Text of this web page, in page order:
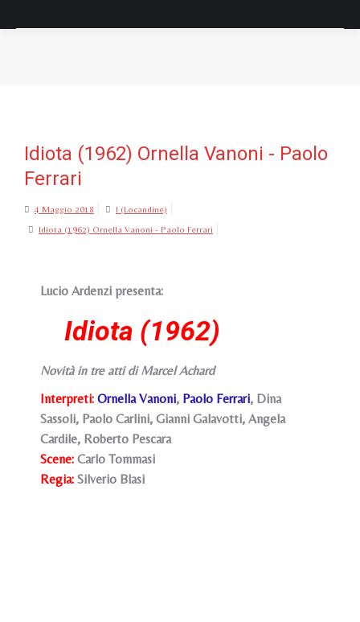
Idiota (1962) Ornella Vanoni - Paolo
Ferrari
4 Maggio 2018 I (Locandine)
Idiota (1962) Ornella Vanoni - Paolo Ferrari
Lucio Ardenzi presenta:
Idiota (1962)
Novità in tre atti di Marcel Achard
Interpreti: Ornella Vanoni, Paolo Ferrari, Dina
Sassoli, Paolo Carlini, Gianni Galavotti, Angela
Cardile, Roberto Pescara
Scene: Carlo Tommasi
Regia: Silverio Blasi